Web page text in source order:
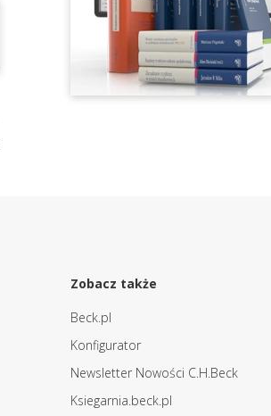
Zobacz także
Beck.pl
Konfigurator
Newsletter Nowości C.H.Beck
Ksiegarnia.beck.pl